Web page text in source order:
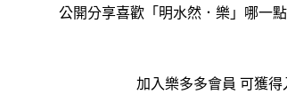
公開分享喜歡「明水然．樂」哪一
加入樂多多會員 可獲